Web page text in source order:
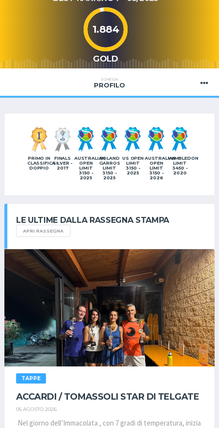
1.884
GOLD
SCHEDA
PROFILO
PRIMO IN
CLASSIFICA
DOPPIO
FINALS
SILVER -
2017
AUSTRALIAN
OPEN
LIMIT
3150 -
2025
ROLAND
GARROS
LIMIT
3150 -
2025
US OPEN
LIMIT
3150 -
2025
AUSTRALIAN
OPEN
LIMIT
3150 -
2026
WIMBLEDON
LIMIT
3450 -
2020
LE ULTIME DALLA RASSEGNA STAMPA
APRI RASSEGNA
TAPPE
ACCARDI / TOMASSOLI STAR DI TELGATE
05 AGOSTO 2026
Nel giorno dell’Immacolata , con 7 gradi di temperatura, inizia